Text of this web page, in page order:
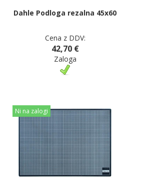
Dahle Podloga rezalna 45x60
Cena z DDV:
42,70 €
Zaloga
Ni na zalogi